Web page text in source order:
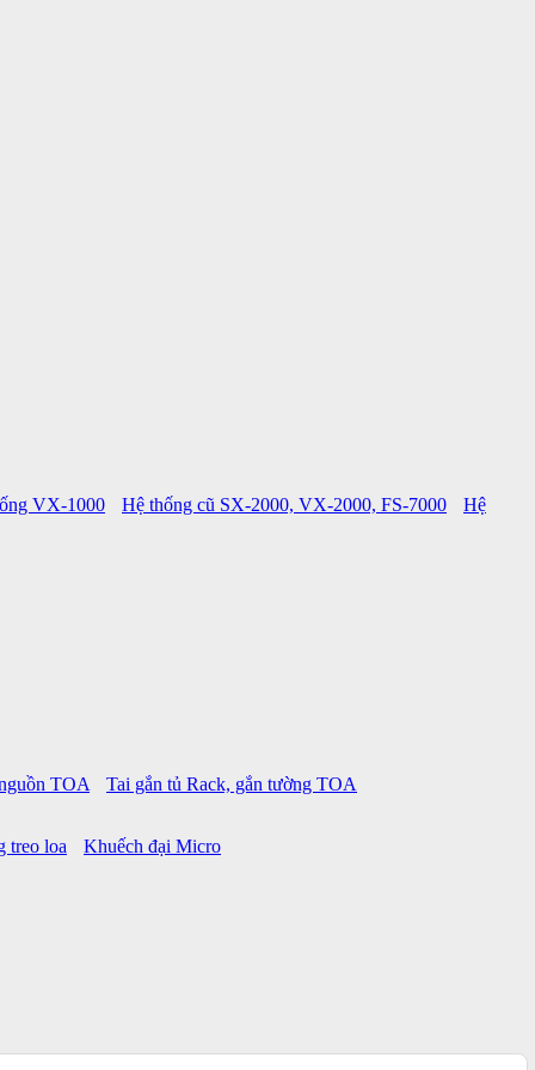
VX-1000 Hệ thống cũ SX-2000, VX-2000, FS-7000 Hệ
TOA Tai gắn tủ Rack, gắn tường TOA
treo loa Khuếch đại Micro